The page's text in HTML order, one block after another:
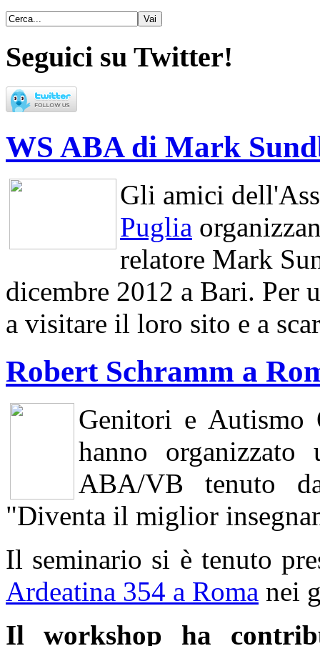
Seguici su Twitter!
WS ABA di Mark
Gli amici
Puglia
relatore Mark
dicembre 2012 a Bari.
a visitare il loro sito e a
Robert Schramm a
Genitori e Autismo
hanno
ABA/VB tenuto
"Diventa il miglior
Il seminario si è tenuto
Ardeatina 354 a Roma nei
Il workshop ha